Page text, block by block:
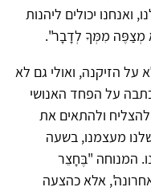
יכולים ליהנות
מְצַפֶּה ‏מִמְּךָ לְדָבָר".
על הזיקנה, ואולי גם לא
על הפחד האנושי
ולהתאים את
מעצמנו, בשעה
המנוחה "בֶּחָצֵר
אלא כהצעה